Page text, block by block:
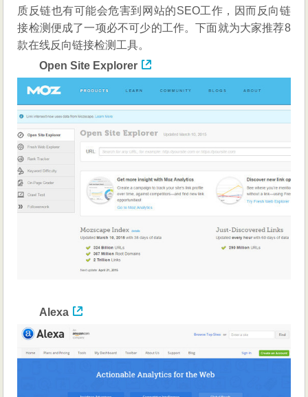
接
检
测
查
询
质反链也有可能会危害到网站的SEO工作，因而反向链
接检测便成了一项必不可少的工作。下面就为大家推荐8
款在线反向链接检测工具。
Open Site Explorer
Alexa